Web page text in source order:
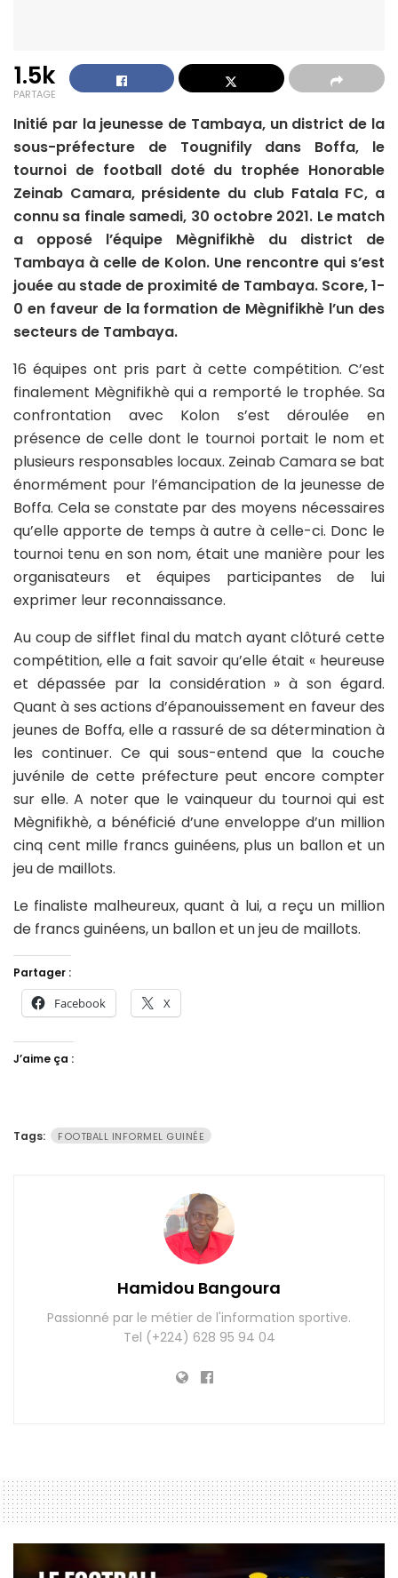
1.5k
PARTAGE
Initié par la jeunesse de Tambaya, un district de la
sous-préfecture de Tougnifily dans Boffa, le
tournoi de football doté du trophée Honorable
Zeinab Camara, présidente du club Fatala FC, a
connu sa finale samedi, 30 octobre 2021. Le match
a opposé l’équipe Mègnifikhè du district de
Tambaya à celle de Kolon. Une rencontre qui s’est
jouée au stade de proximité de Tambaya. Score, 1-
0 en faveur de la formation de Mègnifikhè l’un des
secteurs de Tambaya.
16 équipes ont pris part à cette compétition. C’est
finalement Mègnifikhè qui a remporté le trophée. Sa
confrontation avec Kolon s’est déroulée en
présence de celle dont le tournoi portait le nom et
plusieurs responsables locaux. Zeinab Camara se bat
énormément pour l’émancipation de la jeunesse de
Boffa. Cela se constate par des moyens nécessaires
qu’elle apporte de temps à autre à celle-ci. Donc le
tournoi tenu en son nom, était une manière pour les
organisateurs et équipes participantes de lui
exprimer leur reconnaissance.
Au coup de sifflet final du match ayant clôturé cette
compétition, elle a fait savoir qu’elle était « heureuse
et dépassée par la considération » à son égard.
Quant à ses actions d’épanouissement en faveur des
jeunes de Boffa, elle a rassuré de sa détermination à
les continuer. Ce qui sous-entend que la couche
juvénile de cette préfecture peut encore compter
sur elle. A noter que le vainqueur du tournoi qui est
Mègnifikhè, a bénéficié d’une enveloppe d’un million
cinq cent mille francs guinéens, plus un ballon et un
jeu de maillots.
Le finaliste malheureux, quant à lui, a reçu un million
de francs guinéens, un ballon et un jeu de maillots.
Partager :
Facebook X
J’aime ça :
Tags: FOOTBALL INFORMEL GUINÉE
Hamidou Bangoura
Passionné par le métier de l'information sportive.
Tel (+224) 628 95 94 04